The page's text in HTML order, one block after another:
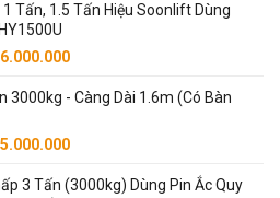
1 Tấn, 1.5 Tấn Hiệu Soonlift Dùng
Giá
tại
₫66.000.000.
3000kg - Càng Dài 1.6m (Có Bàn
Giá
tại
3 Tấn (3000kg) Dùng Pin Ắc Quy